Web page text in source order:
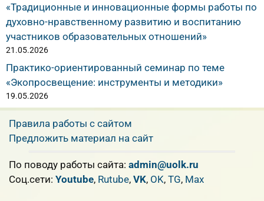
«Традиционные и инновационные формы работы по
духовно-нравственному развитию и воспитанию
участников образовательных отношений»
21.05.2026
Практико-ориентированный семинар по теме
«Экопросвещение: инструменты и методики»
19.05.2026
Правила работы с сайтом
Предложить материал на сайт
По поводу работы сайта: admin@uolk.ru
Cоц.сети: Youtube, Rutube, VK, OK, TG, Max